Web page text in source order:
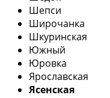
Шепси
Широчанка
Шкуринская
Южный
Юровка
Ярославская
Ясенская